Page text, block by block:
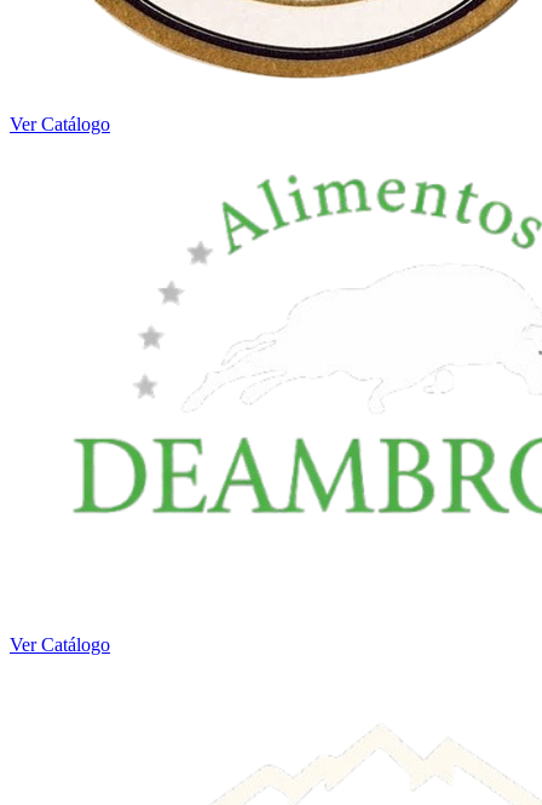
Ver Catálogo
Ver Catálogo